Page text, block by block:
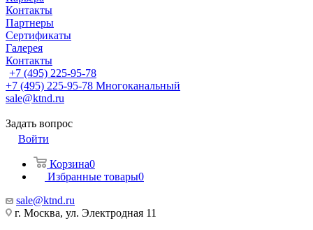
Контакты
Партнеры
Сертификаты
Галерея
Контакты
+7 (495) 225-95-78
+7 (495) 225-95-78 Многоканальный
sale@ktnd.ru
Задать вопрос
Войти
Корзина0
Избранные товары0
sale@ktnd.ru
г. Москва, ул. Электродная 11